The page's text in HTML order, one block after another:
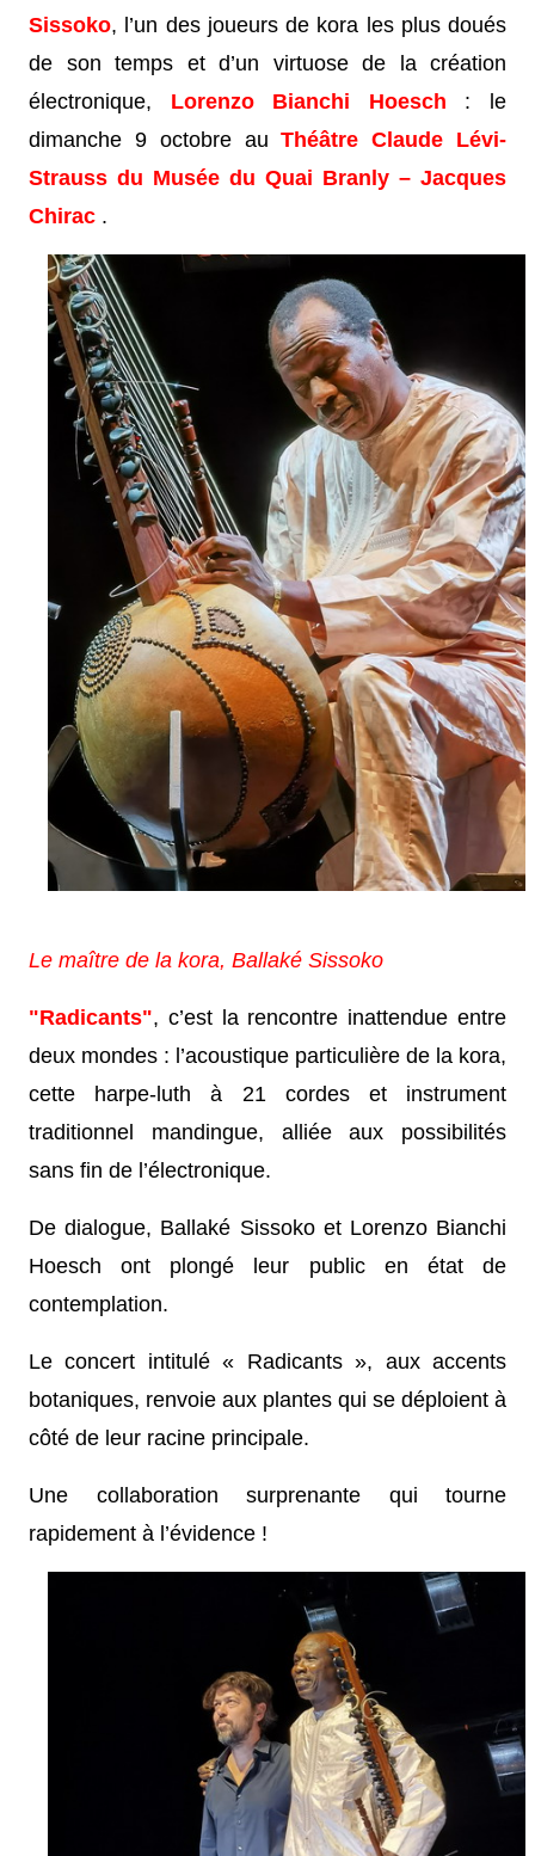
Sissoko, l’un des joueurs de kora les plus doués
de son temps et d’un virtuose de la création
électronique, Lorenzo Bianchi Hoesch : le
dimanche 9 octobre auThéâtre Claude Lévi-
Strauss du Musée du Quai Branly – Jacques
Chirac .
Le maître de la kora, Ballaké Sissoko
"Radicants", c’est la rencontre inattendue entre
deux mondes : l’acoustique particulière de la kora,
cette harpe-luth à 21 cordes et instrument
traditionnel mandingue, alliée aux possibilités
sans fin de l’électronique.
De dialogue, Ballaké Sissoko et Lorenzo Bianchi
Hoesch ont plongé leur public en état de
contemplation.
Le concert intitulé « Radicants », aux accents
botaniques, renvoie aux plantes qui se déploient à
côté de leur racine principale.
Une collaboration surprenante qui tourne
rapidement à l’évidence !